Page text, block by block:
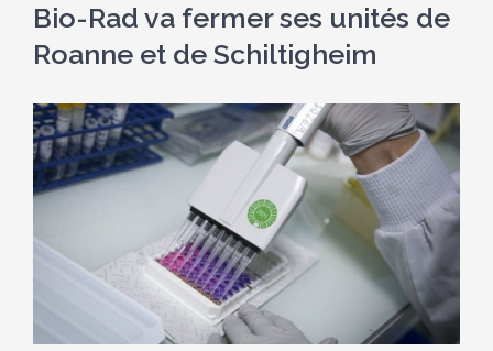
Bio-Rad va fermer ses unités de
Roanne et de Schiltigheim
Voir
l'image
agrandie